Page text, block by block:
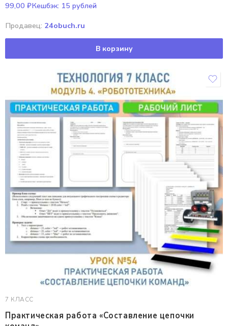
99,00 ₽Кешбэк: 15 рублей
Продавец: 24obuch.ru
В корзину
7 КЛАСС
Практическая работа «Составление цепочки